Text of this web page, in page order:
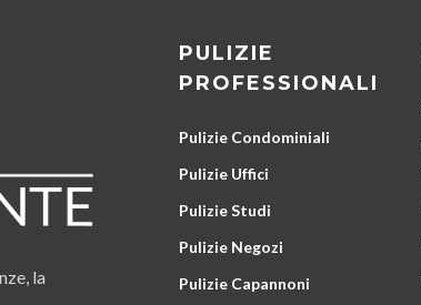
la
PULIZIE
PROFESSIONALI
Pulizie Condominiali
Pulizie Uffici
Pulizie Studi
Pulizie Negozi
Pulizie Capannoni